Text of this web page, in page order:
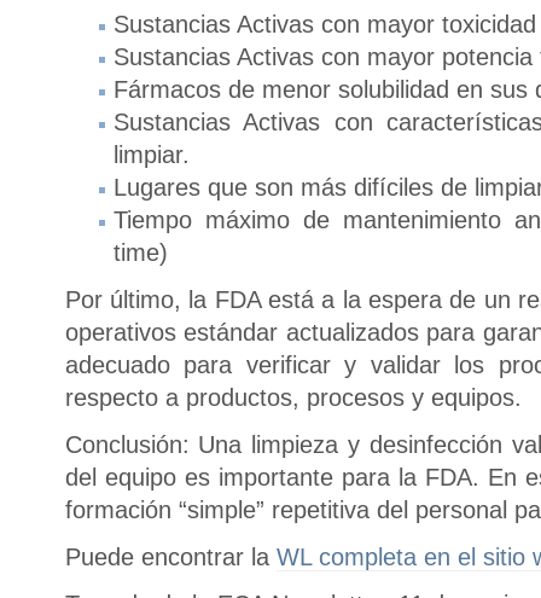
Sustancias Activas con mayor toxicidad
Sustancias Activas con mayor potencia
Fármacos de menor solubilidad en sus
Sustancias Activas con
limpiar.
Lugares que son más difíciles de
Tiempo máximo de mantenimiento
time)
Por último, la FDA está a la espera de un
operativos estándar actualizados para
adecuado para verificar y validar los
respecto a productos, procesos y equipos.
Conclusión: Una limpieza y desinfección
del equipo es importante para la FDA. En
formación “simple” repetitiva del personal
Puede encontrar la WL completa en el sitio